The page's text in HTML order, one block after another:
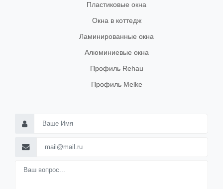
Пластиковые окна
Окна в коттедж
Ламинированные окна
Алюминиевые окна
Профиль Rehau
Профиль Melke